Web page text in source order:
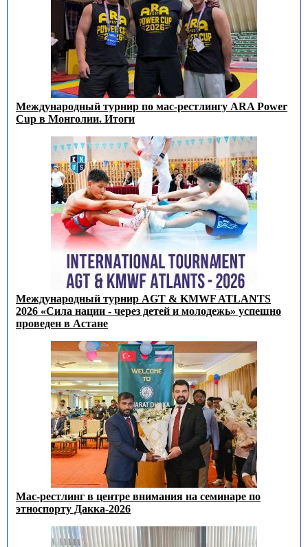
Международный турнир по мас-рестлингу ARA Power
Cup в Монголии. Итоги
Международный турнир AGT & KMWF ATLANTS
2026 «Сила нации - через детей и молодежь» успешно
проведен в Астане
Мас-рестлинг в центре внимания на семинаре по
этноспорту Дакка-2026